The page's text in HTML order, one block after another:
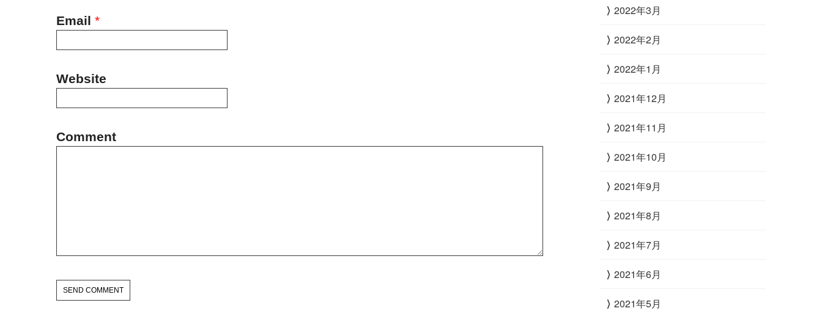
Email *
Website
Comment
2022年3月
2022年2月
2022年1月
2021年12月
2021年11月
2021年10月
2021年9月
2021年8月
2021年7月
2021年6月
2021年5月